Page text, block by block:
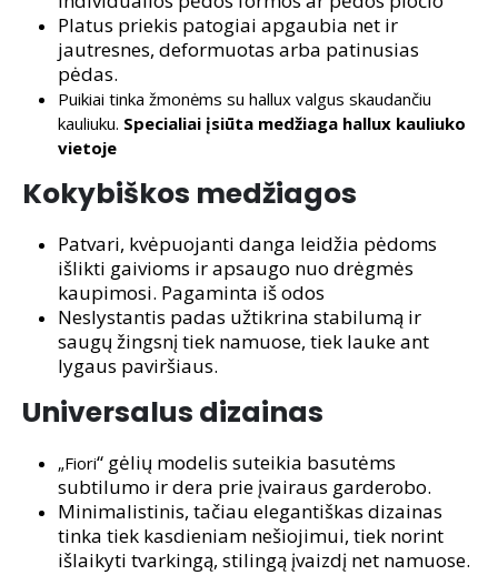
Platus priekis patogiai apgaubia net ir
jautresnes, deformuotas arba patinusias
pėdas.
Puikiai tinka žmonėms su hallux valgus skaudančiu
kauliuku. Specialiai įsiūta medžiaga hallux kauliuko
vietoje
Kokybiškos medžiagos
Patvari, kvėpuojanti danga leidžia pėdoms
išlikti gaivioms ir apsaugo nuo drėgmės
kaupimosi. Pagaminta iš odos
Neslystantis padas užtikrina stabilumą ir
saugų žingsnį tiek namuose, tiek lauke ant
lygaus paviršiaus.
Universalus dizainas
„Fiori“ gėlių modelis suteikia basutėms
subtilumo ir dera prie įvairaus garderobo.
Minimalistinis, tačiau elegantiškas dizainas
tinka tiek kasdieniam nešiojimui, tiek norint
išlaikyti tvarkingą, stilingą įvaizdį net namuose.